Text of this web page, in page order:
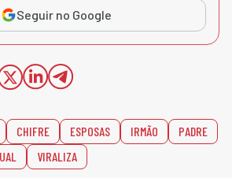
Seguir no Google
CHIFRE ESPOSAS IRMÃO
PADRE
VIRALIZA